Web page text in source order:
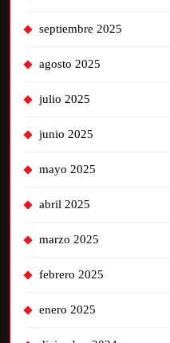
septiembre 2025
agosto 2025
julio 2025
junio 2025
mayo 2025
abril 2025
marzo 2025
febrero 2025
enero 2025